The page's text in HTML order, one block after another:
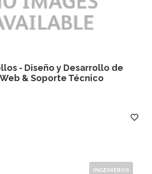
- Diseño y Desarrollo de
& Soporte Técnico
INGENIEROS